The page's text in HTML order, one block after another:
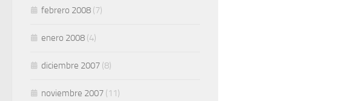
febrero 2008 (7)
enero 2008 (4)
diciembre 2007 (8)
noviembre 2007 (11)